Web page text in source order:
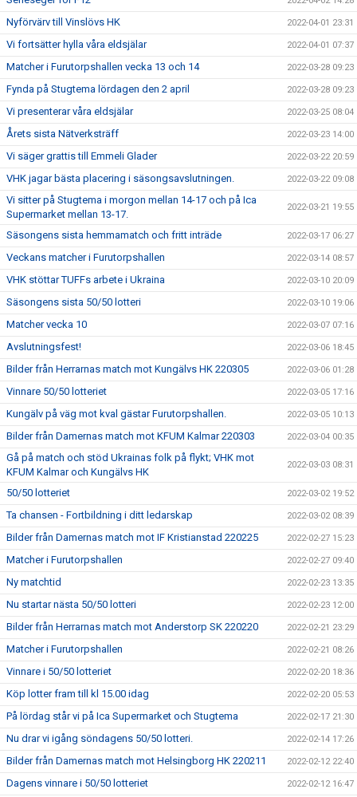
Nyförvärv till Vinslövs HK 2022-04-01 23:31
Vi fortsätter hylla våra eldsjälar 2022-04-01 07:37
Matcher i Furutorpshallen vecka 13 och 14 2022-03-28 09:23
Fynda på Stugtema lördagen den 2 april 2022-03-28 09:23
Vi presenterar våra eldsjälar 2022-03-25 08:04
Årets sista Nätverksträff 2022-03-23 14:00
Vi säger grattis till Emmeli Glader 2022-03-22 20:59
VHK jagar bästa placering i säsongsavslutningen. 2022-03-22 09:08
Vi sitter på Stugtema i morgon mellan 14-17 och på Ica
Supermarket mellan 13-17.
2022-03-21 19:55
Säsongens sista hemmamatch och fritt inträde 2022-03-17 06:27
Veckans matcher i Furutorpshallen 2022-03-14 08:57
VHK stöttar TUFFs arbete i Ukraina 2022-03-10 20:09
Säsongens sista 50/50 lotteri 2022-03-10 19:06
Matcher vecka 10 2022-03-07 07:16
Avslutningsfest! 2022-03-06 18:45
Bilder från Herrarnas match mot Kungälvs HK 220305 2022-03-06 01:28
Vinnare 50/50 lotteriet 2022-03-05 17:16
Kungälv på väg mot kval gästar Furutorpshallen. 2022-03-05 10:13
Bilder från Damernas match mot KFUM Kalmar 220303 2022-03-04 00:35
Gå på match och stöd Ukrainas folk på flykt; VHK mot
KFUM Kalmar och Kungälvs HK
2022-03-03 08:31
50/50 lotteriet 2022-03-02 19:52
Ta chansen - Fortbildning i ditt ledarskap 2022-03-02 08:39
Bilder från Damernas match mot IF Kristianstad 220225 2022-02-27 15:23
Matcher i Furutorpshallen 2022-02-27 09:40
Ny matchtid 2022-02-23 13:35
Nu startar nästa 50/50 lotteri 2022-02-23 12:00
Bilder från Herrarnas match mot Anderstorp SK 220220 2022-02-21 23:29
Matcher i Furutorpshallen 2022-02-21 08:26
Vinnare i 50/50 lotteriet 2022-02-20 18:36
Köp lotter fram till kl 15.00 idag 2022-02-20 05:53
På lördag står vi på Ica Supermarket och Stugtema 2022-02-17 21:30
Nu drar vi igång söndagens 50/50 lotteri. 2022-02-14 17:26
Bilder från Damernas match mot Helsingborg HK 220211 2022-02-12 22:40
Dagens vinnare i 50/50 lotteriet 2022-02-12 16:47